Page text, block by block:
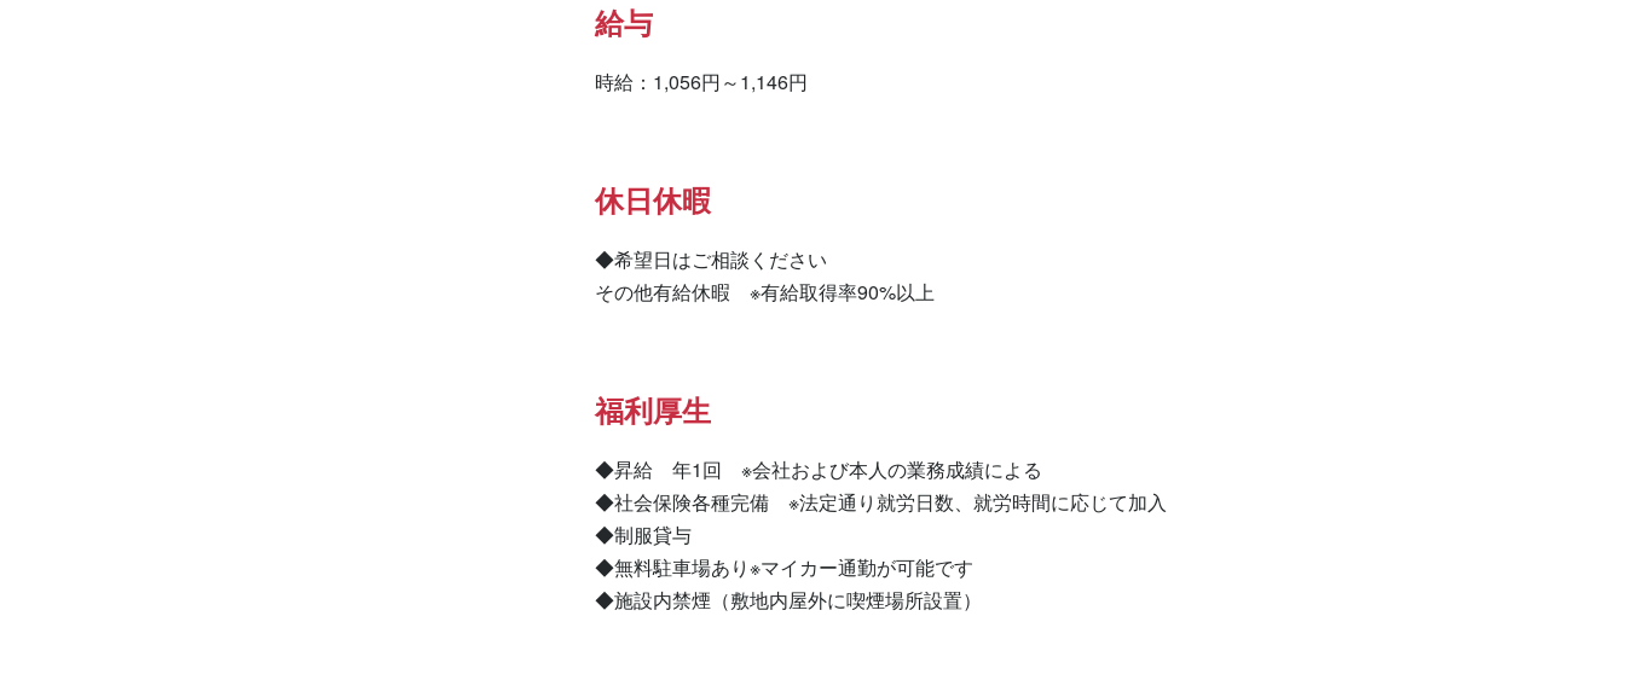
給与
時給：1,056円～1,146円
休日休暇
◆希望日はご相談ください
その他有給休暇　※有給取得率90%以上
福利厚生
◆昇給　年1回　※会社および本人の業務成績による
◆社会保険各種完備　※法定通り就労日数、就労時間に応じて加入
◆制服貸与
◆無料駐車場あり※マイカー通勤が可能です
◆施設内禁煙（敷地内屋外に喫煙場所設置）